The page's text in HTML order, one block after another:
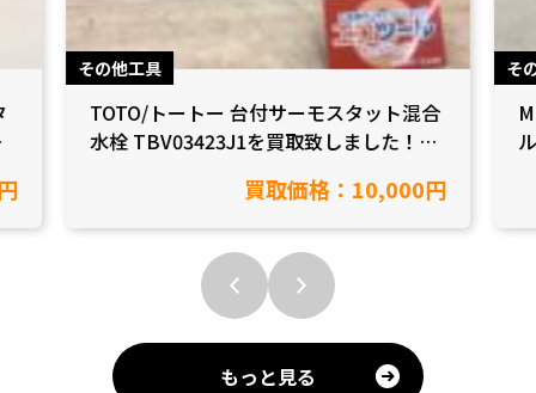
その他工具
TOTO/トートー 台付サーモスタット混合
水栓 TBV03423J1を買取致しました！
買取価格：10,000円
そ
もっと見る